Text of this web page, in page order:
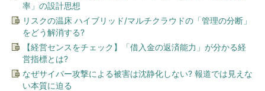
率」の設計思想
リスクの温床 ハイブリッド/マルチクラウドの「管理の分断」
をどう解消する?
【経営センスをチェック】「借入金の返済能力」が分かる経
営指標とは?
なぜサイバー攻撃による被害は沈静化しない? 報道では見えな
い本質に迫る